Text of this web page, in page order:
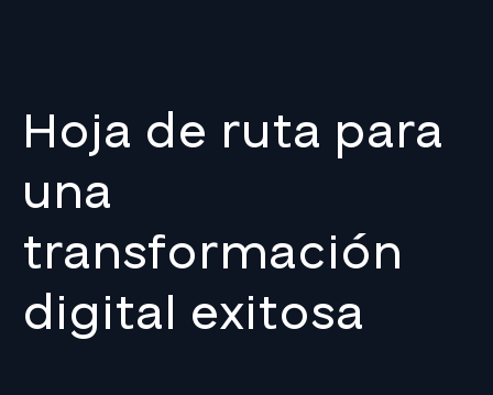
Hoja de ruta para
una
transformación
digital exitosa